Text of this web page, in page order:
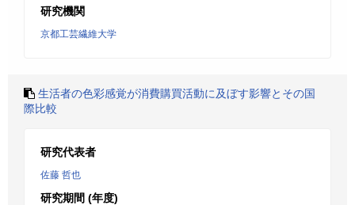
研究機関
京都工芸繊維大学
生活者の色彩感覚が消費購買活動に及ぼす影響とその国
際比較
研究代表者
佐藤 哲也
研究期間 (年度)